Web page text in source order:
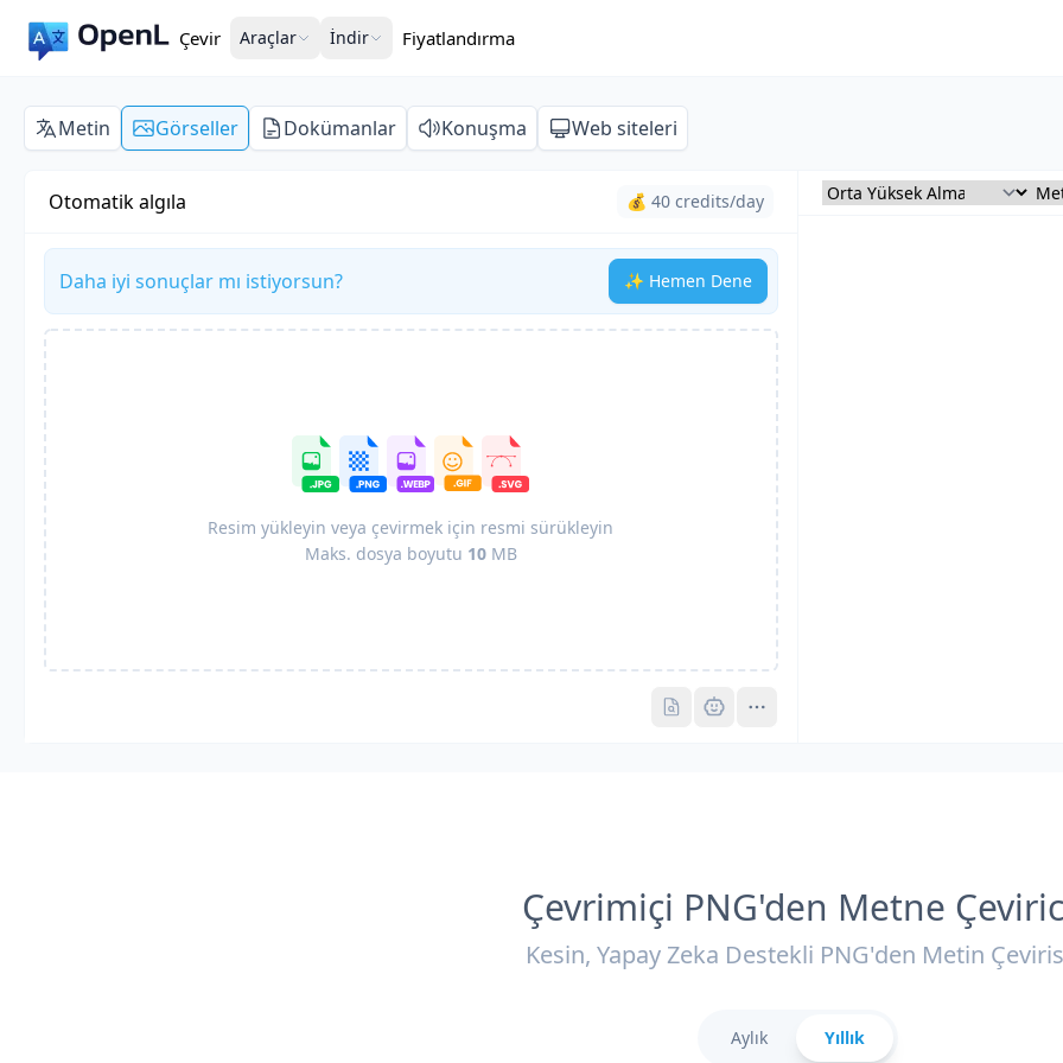
Çevir Araçlar İndir Fiyatlandırma
Metin Görseller Dokümanlar Konuşma Web siteleri
Otomatik algıla 💰 40 credits/day
Daha iyi sonuçlar mı istiyorsun? ✨ Hemen Dene
Resim yükleyin veya çevirmek için resmi sürükleyin
Maks. dosya boyutu 10MB
Pro
Çevrimiçi PNG'den Metne
Kesin, Yapay Zeka Destekli PNG'den Metin
Aylık Yıllık